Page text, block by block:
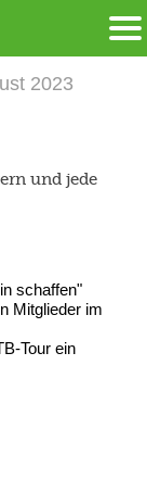
2023
und jede
schaffen"
Mitglieder im
Tour ein